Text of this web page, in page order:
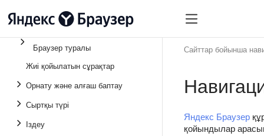
Браузер туралы
Жиі қойылатын сұрақтар
Орнату және алғаш баптау
Сыртқы түрі
Іздеу
Сайттар бойынша
Яндекс Браузер
қойындылар